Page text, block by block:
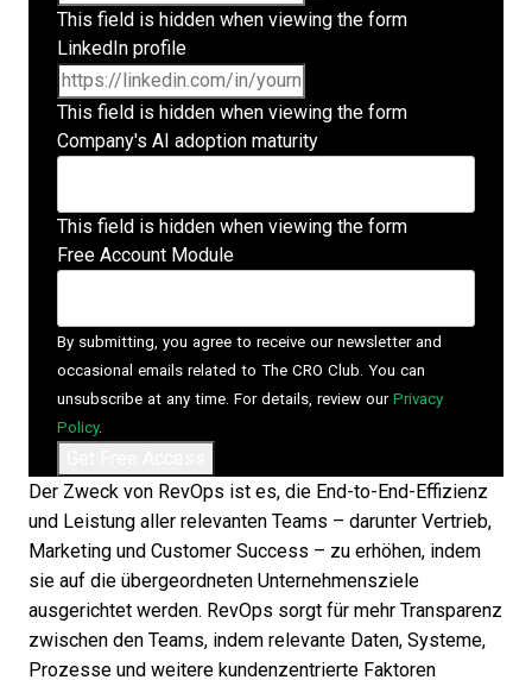
This field is hidden when viewing the form
LinkedIn profile
This field is hidden when viewing the form
Company's AI adoption maturity
This field is hidden when viewing the form
Free Account Module
By submitting, you agree to receive our newsletter and
occasional emails related to The CRO Club. You can
unsubscribe at any time. For details, review our Privacy
Policy.
Der Zweck von RevOps ist es, die End-to-End-Effizienz
und Leistung aller relevanten Teams – darunter Vertrieb,
Marketing und Customer Success – zu erhöhen, indem
sie auf die übergeordneten Unternehmensziele
ausgerichtet werden. RevOps sorgt für mehr Transparenz
zwischen den Teams, indem relevante Daten, Systeme,
Prozesse und weitere kundenzentrierte Faktoren